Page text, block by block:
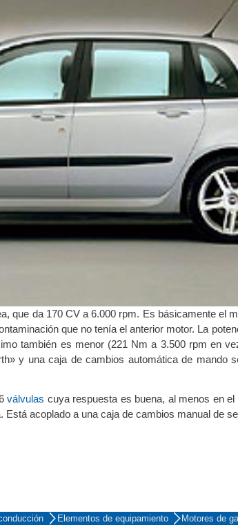
que da 170 CV a 6.000 rpm. Es básicamente el
que no tenía el anterior motor. La
también es menor (221 Nm a 3.500 rpm en
y una caja de cambios automática de mando
válvulas cuya respuesta es buena, al menos en
. Está acoplado a una caja de cambios manual de
Elementos de equipamiento Motores de